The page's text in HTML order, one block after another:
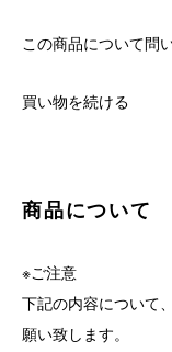
この商品について問
買い物を続ける
商品について
※ご注意
下記の内容について
願い致します。